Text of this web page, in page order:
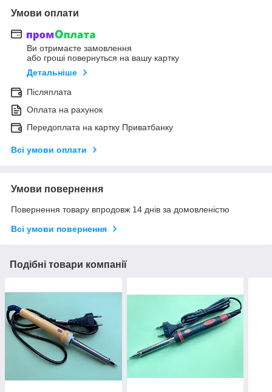
Умови оплати
Ви отримаєте замовлення
або гроші повернуться на вашу картку
Детальніше
Післяплата
Оплата на рахунок
Передоплата на картку Приватбанку
Всі умови оплати
Умови повернення
Повернення товару впродовж 14 днів за домовленістю
Всі умови повернення
Подібні товари компанії